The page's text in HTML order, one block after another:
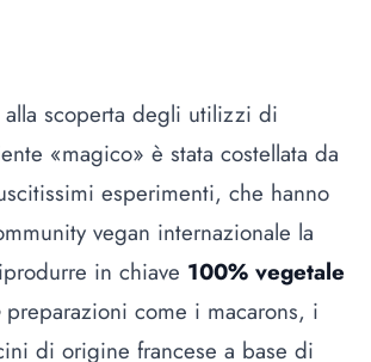
alla scoperta degli utilizzi di
«magico» è stata costellata da
esperimenti, che hanno
vegan internazionale la
in chiave 100% vegetale
preparazioni come i macarons, i
di origine francese a base di